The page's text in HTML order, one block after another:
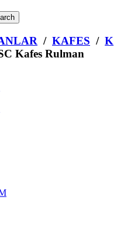
/ KAFES / K
Kafes Rulman